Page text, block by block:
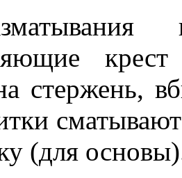
стержень,
(для